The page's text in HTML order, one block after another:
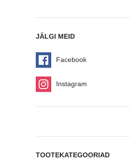
JÄLGI MEID
Facebook
Instagram
TOOTEKATEGOORIAD